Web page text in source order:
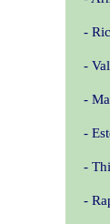
-
-
-
-
-
-